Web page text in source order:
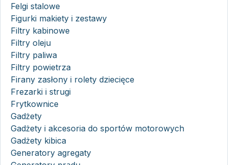
Felgi stalowe
Figurki makiety i zestawy
Filtry kabinowe
Filtry oleju
Filtry paliwa
Filtry powietrza
Firany zasłony i rolety dziecięce
Frezarki i strugi
Frytkownice
Gadżety
Gadżety i akcesoria do sportów motorowych
Gadżety kibica
Generatory agregaty